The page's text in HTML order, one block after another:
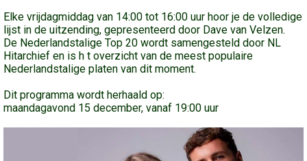
Elke vrijdagmiddag van 14:00 tot 16:00 uur hoor je de volledige
lijst in de uitzending, gepresenteerd door Dave van Velzen.
De Nederlandstalige Top 20 wordt samengesteld door NL
Hitarchief en is h t overzicht van de meest populaire
Nederlandstalige platen van dit moment.
Dit programma wordt herhaald op:
maandagavond 15 december, vanaf 19:00 uur